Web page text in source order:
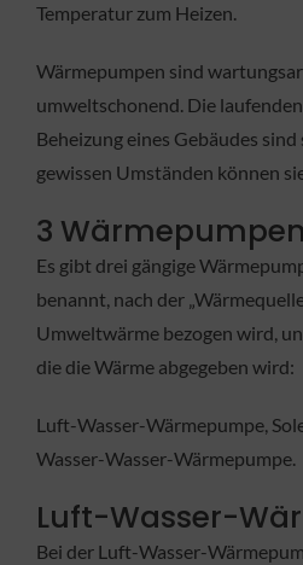
Temperatur zum Heizen.
Wärmepumpen sind
umweltschonend. Die
Beheizung eines Gebäudes
gewissen Umständen können
3
Es gibt drei gängige
benannt, nach der
Umweltwärme bezogen wird,
die die Wärme abgegeben wird:
Luft-Wasser-Wärmepumpe,
Wasser-Wasser-Wärmepumpe.
Luft-Wasser-
Bei der Luft-Wasser-